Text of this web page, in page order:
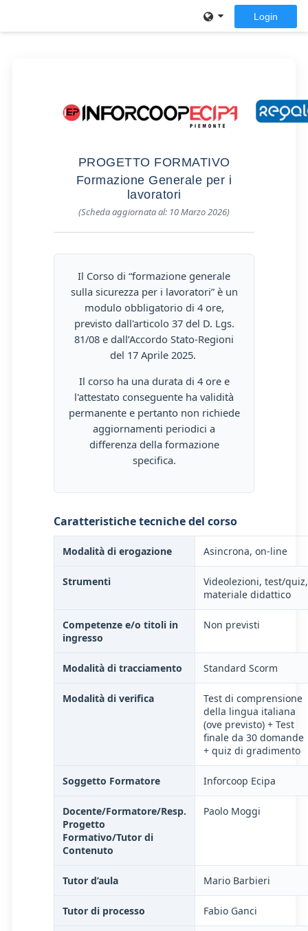
Login
PROGETTO FORMATIVO
Formazione Generale per i
lavoratori
(Scheda aggiornata al: 10 Marzo 2026)
Il Corso di “formazione generale
sulla sicurezza per i lavoratori” è un
modulo obbligatorio di 4 ore,
previsto dall'articolo 37 del D. Lgs.
81/08 e dall’Accordo Stato-Regioni
del 17 Aprile 2025.
Il corso ha una durata di 4 ore e
l'attestato conseguente ha validità
permanente e pertanto non richiede
aggiornamenti periodici a
differenza della formazione
specifica.
Caratteristiche tecniche del corso
Modalità di erogazione Asincrona, on-line
Strumenti
Videolezioni, test/quiz,
materiale didattico
Competenze e/o titoli in
ingresso
Non previsti
Modalità di tracciamento Standard Scorm
Modalità di verifica
Test di comprensione
della lingua italiana
(ove previsto) + Test
finale da 30 domande
+ quiz di gradimento
Soggetto Formatore Inforcoop Ecipa
Docente/Formatore/Resp.
Progetto
Formativo/Tutor di
Contenuto
Paolo Moggi
Tutor d’aula Mario Barbieri
Tutor di processo Fabio Ganci